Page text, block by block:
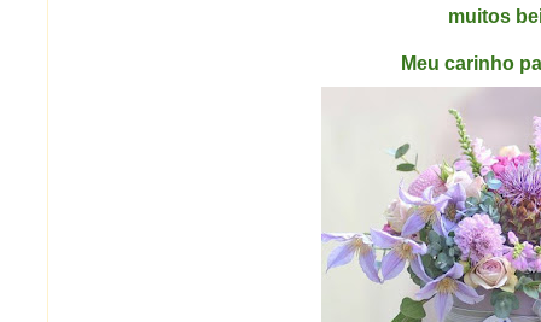
muitos
Meu carinho